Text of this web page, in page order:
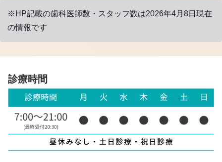
※HP記載の歯科医師数・スタッフ数は2026年4月8日現在
の情報です
診療時間